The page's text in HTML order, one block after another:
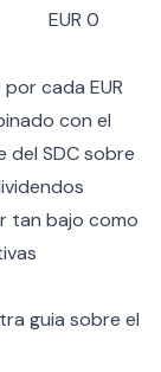
EUR 0
cada EUR
con el
del SDC sobre
tan bajo como
guia sobre el